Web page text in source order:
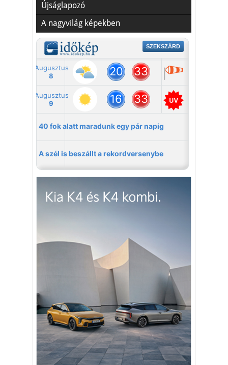
Újságlapozó
A nagyvilág képekben